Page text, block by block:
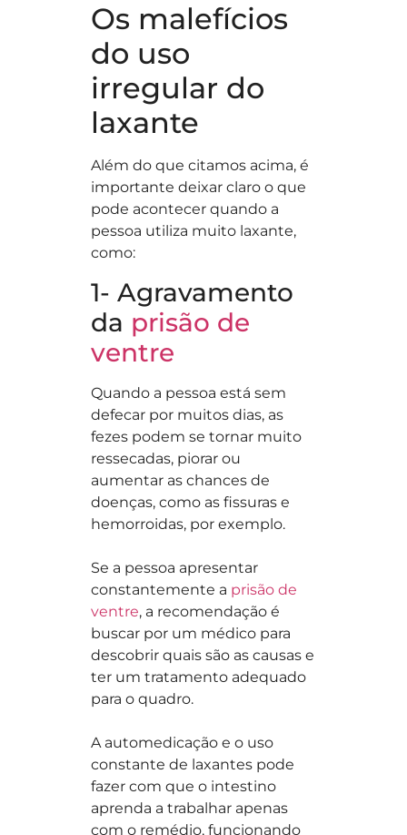
Os malefícios
do uso
irregular do
laxante
Além do que citamos acima, é
importante deixar claro o que
pode acontecer quando a
pessoa utiliza muito laxante,
como:
1- Agravamento
da prisão de
ventre
Quando a pessoa está sem
defecar por muitos dias, as
fezes podem se tornar muito
ressecadas, piorar ou
aumentar as chances de
doenças, como as fissuras e
hemorroidas, por exemplo.
Se a pessoa apresentar
constantemente a prisão de
ventre, a recomendação é
buscar por um médico para
descobrir quais são as causas e
ter um tratamento adequado
para o quadro.
A automedicação e o uso
constante de laxantes pode
fazer com que o intestino
aprenda a trabalhar apenas
com o remédio, funcionando